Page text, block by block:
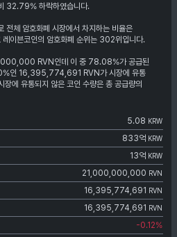
32.79% 하락하였습니다.
체 암호화폐 시장에서 차지하는 비율은
이븐코인의 암호화폐 순위는 302위입니다.
RVN인데 이 중 78.08%가 공급된
인 16,395,774,691 RVN가 시장에 유통
에 유통되지 않은 코인 수량은 총 공급량의
5.08 KRW
833억 KRW
13억 KRW
21,000,000,000 RVN
16,395,774,691 RVN
16,395,774,691 RVN
-0.12%